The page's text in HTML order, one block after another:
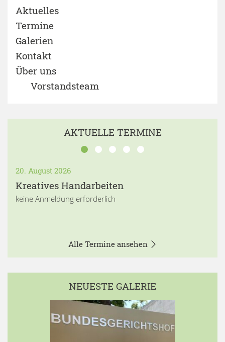
Aktuelles
Termine
Galerien
Kontakt
Über uns
Vorstandsteam
AKTUELLE TERMINE
20. August 2026
Kreatives Handarbeiten
keine Anmeldung erforderlich
Alle Termine ansehen
NEUESTE GALERIE